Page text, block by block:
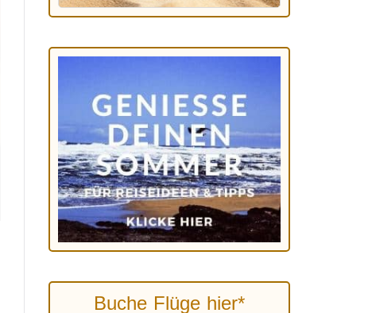
Buche Flüge hier*